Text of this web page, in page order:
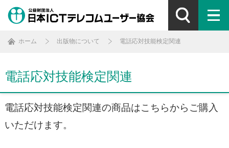
ホーム 出版物について 電話応対技能検定関連
電話応対技能検定関連
電話応対技能検定関連の商品はこちらからご購入
いただけます。